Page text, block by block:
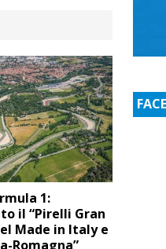
1:
il “Pirelli Gran
Made in Italy e
Romagna”